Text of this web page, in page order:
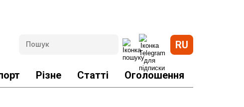
RU
Різне Статті Оголошення